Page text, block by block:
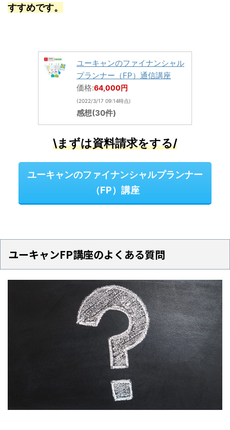
すすめです。
ユーキャンのファイナンシャル
プランナー（FP）通信講座
価格:64,000円
(2022/3/17 09:14時点)
感想(30件)
\まずは資料請求をする/
ユーキャンのファイナンシャルプランナー
（FP）講座
ユーキャンFP講座のよくある質問